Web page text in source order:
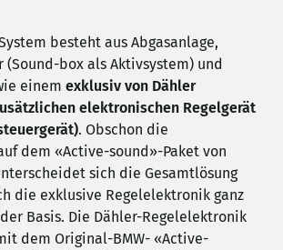
besteht aus Abgasanlage,
(Sound-box als Aktivsystem) und
einem exklusiv von Dähler
elektronischen Regelgerät
. Obschon die
dem «Active-sound»-Paket von
sich die Gesamtlösung
die exklusive Regelelektronik ganz
Basis. Die Dähler-Regelelektronik
dem Original-BMW- «Active-